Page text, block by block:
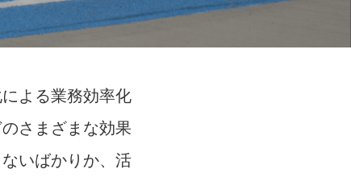
よる業務効率化
さまざまな効果
いばかりか、活